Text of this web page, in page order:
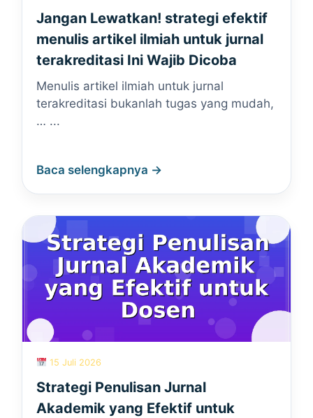
Jangan Lewatkan! strategi efektif
menulis artikel ilmiah untuk jurnal
terakreditasi Ini Wajib Dicoba
Menulis artikel ilmiah untuk jurnal
terakreditasi bukanlah tugas yang mudah,
… ...
Baca selengkapnya →
15 Juli 2026
Strategi Penulisan Jurnal
Akademik yang Efektif untuk